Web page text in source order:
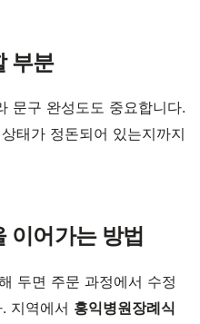
부분
문구 완성도도 중요합니다.
태가 정돈되어 있는지까지
이어가는 방법
두면 주문 과정에서 수정
지역에서 홍익병원장례식